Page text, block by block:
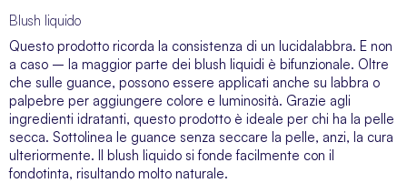
Blush liquido
Questo prodotto ricorda la consistenza di un lucidalabbra. E non
a caso – la maggior parte dei blush liquidi è bifunzionale. Oltre
che sulle guance, possono essere applicati anche su labbra o
palpebre per aggiungere colore e luminosità. Grazie agli
ingredienti idratanti, questo prodotto è ideale per chi ha la pelle
secca. Sottolinea le guance senza seccare la pelle, anzi, la cura
ulteriormente. Il blush liquido si fonde facilmente con il
fondotinta, risultando molto naturale.